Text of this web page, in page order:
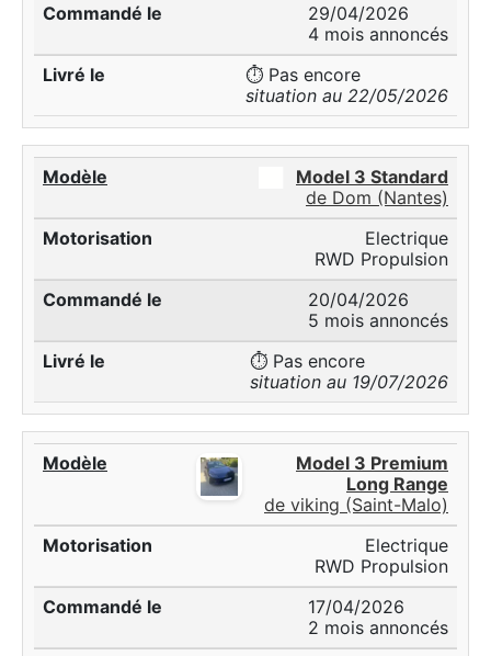
29/04/2026
4 mois annoncés
⏱️ Pas encore
situation au 22/05/2026
Model 3 Standard
de Dom (Nantes)
Electrique
RWD Propulsion
20/04/2026
5 mois annoncés
⏱️ Pas encore
situation au 19/07/2026
Model 3 Premium
Long Range
de viking (Saint-Malo)
Electrique
RWD Propulsion
17/04/2026
2 mois annoncés